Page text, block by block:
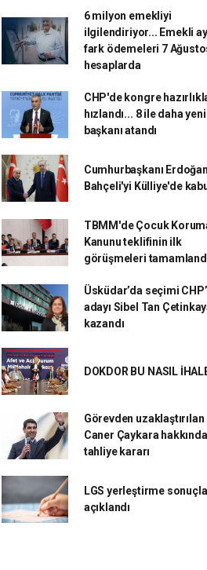
6 milyon emekliyi
ilgilendiriyor... Emekli
fark ödemeleri 7
hesaplarda
CHP'de kongre
hızlandı... 8 ile daha yeni
başkanı atandı
Cumhurbaşkanı
Bahçeli'yi Külliye'de
TBMM'de Çocuk
Kanunu teklifinin ilk
görüşmeleri
Üsküdar’da seçimi
adayı Sibel Tan
kazandı
DOKDOR BU NASIL
Görevden uzaklaştırılan
Caner Çaykara hakkında
tahliye kararı
LGS yerleştirme
açıklandı